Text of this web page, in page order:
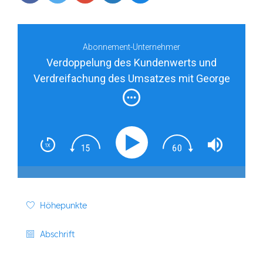
Abonnement-Unternehmer
Verdoppelung des Kundenwerts und
Verdreifachung des Umsatzes mit George
Papazov
Höhepunkte
Abschrift